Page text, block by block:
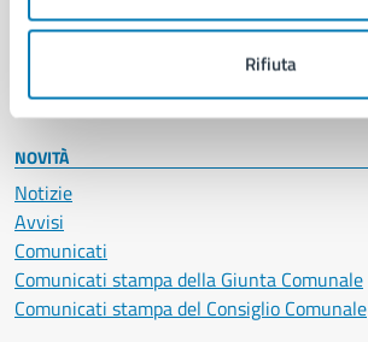
Rifiuta
Salute, benessere e assistenza
NOVITÀ
Notizie
Avvisi
Comunicati
Comunicati stampa della Giunta Comunale
Comunicati stampa del Consiglio Comunale